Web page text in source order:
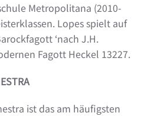
Metropolitana (2010-
Lopes spielt auf
‘nach J.H.
Fagott Heckel 13227.
ist das am häufigsten